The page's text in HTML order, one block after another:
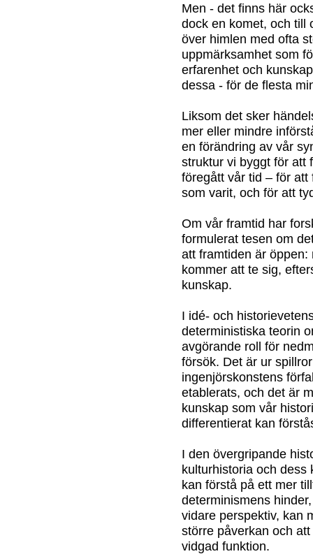
Men - det finns här
dock en komet, och till
över himlen med ofta
uppmärksamhet som
erfarenhet och
dessa - för de flesta
Liksom det sker
mer eller mindre
en förändring av vår
struktur vi byggt för att
föregått vår tid – för
som varit, och för att
Om vår framtid har
formulerat tesen om
att framtiden är
kommer att te sig,
kunskap.
I idé- och
deterministiska teorin
avgörande roll för
försök. Det är ur
ingenjörskonstens
etablerats, och det är
kunskap som vår
differentierat kan
I den övergripande
kulturhistoria och dess
kan förstå på ett mer
determinismens
vidare perspektiv, kan
större påverkan och
vidgad funktion.